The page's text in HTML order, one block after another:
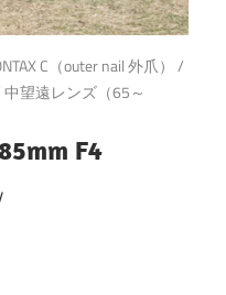
C（outer nail 外爪） /
中望遠レンズ（65～
F4